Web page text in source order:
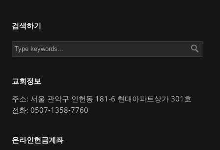
검색하기
교회정보
주소: 서울 관악구 인헌동 181-6 현대아파트상가 301호
전화: 0507-1358-7760
온라인헌금계좌